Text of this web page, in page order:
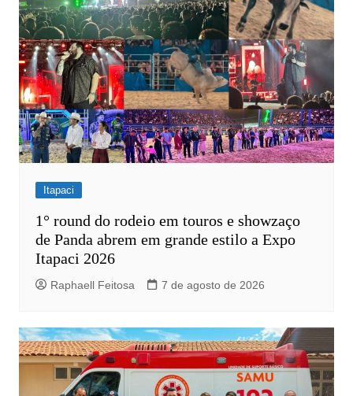
Itapaci
1° round do rodeio em touros e showzaço
de Panda abrem em grande estilo a Expo
Itapaci 2026
Raphaell Feitosa 7 de agosto de 2026